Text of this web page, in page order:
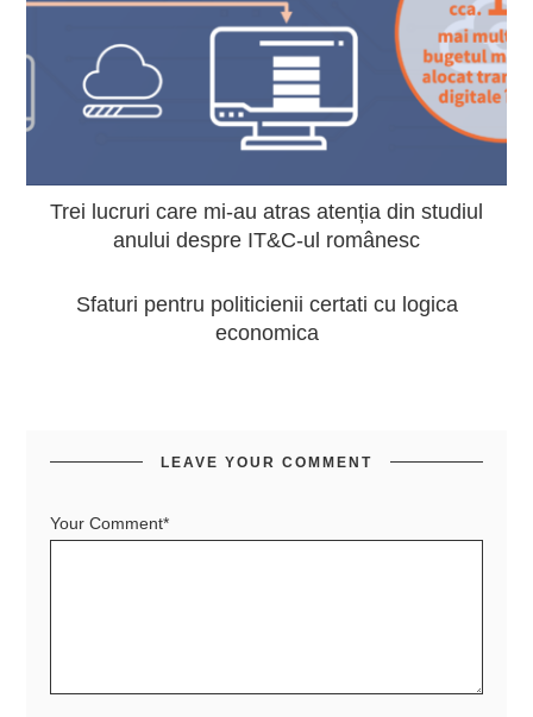
Trei lucruri care mi-au atras atenția din studiul
anului despre IT&C-ul românesc
Sfaturi pentru politicienii certati cu logica
economica
LEAVE YOUR COMMENT
Your Comment*